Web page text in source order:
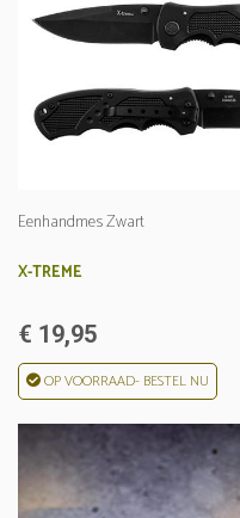
Eenhandmes Zwart
X-TREME
€ 19,95
OP VOORRAAD- BESTEL NU